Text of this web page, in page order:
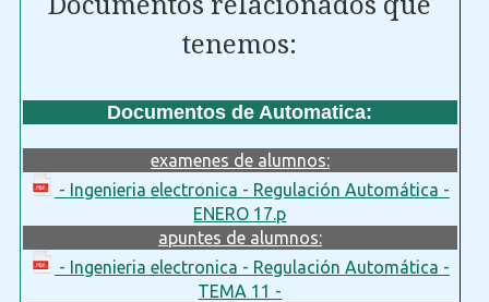
tenemos:
Documentos de Automatica:
examenes de alumnos:
- Ingenieria electronica - Regulación Automática -
ENERO 17.p
apuntes de alumnos:
- Ingenieria electronica - Regulación Automática -
TEMA 11 -